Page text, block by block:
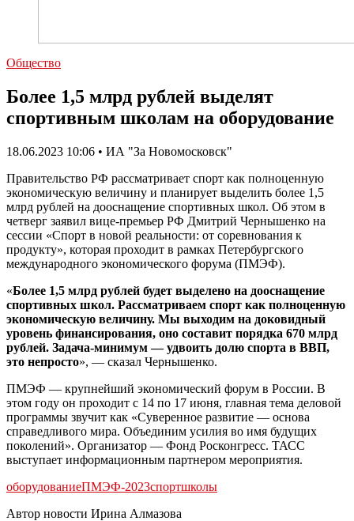
Общество
Более 1,5 млрд рублей выделят
спортивным школам на оборудование
18.06.2023 10:06 • ИА "За Новомосковск"
Правительство РФ рассматривает спорт как полноценную
экономическую величину и планирует выделить более 1,5
млрд рублей на дооснащение спортивных школ. Об этом в
четверг заявил вице-премьер РФ Дмитрий Чернышенко на
сессии «Спорт в новой реальности: от соревнования к
продукту», которая проходит в рамках Петербургского
международного экономического форума (ПМЭФ).
«Более 1,5 млрд рублей будет выделено на дооснащение
спортивных школ. Рассматриваем спорт как полноценную
экономическую величину. Мы выходим на доковидный
уровень финансирования, оно составит порядка 670 млрд
рублей. Задача-минимум — удвоить долю спорта в ВВП,
это непросто», — сказал Чернышенко.
ПМЭФ — крупнейший экономический форум в России. В
этом году он проходит с 14 по 17 июня, главная тема деловой
программы звучит как «Суверенное развитие — основа
справедливого мира. Объединим усилия во имя будущих
поколений». Организатор — Фонд Росконгресс. ТАСС
выступает информационным партнером мероприятия.
оборудованиеПМЭФ-2023спортшколы
Автор новости Ирина Алмазова